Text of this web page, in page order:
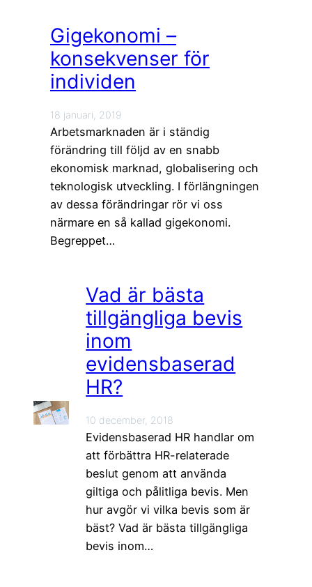
Gigekonomi –
konsekvenser för
individen
18 januari, 2019
Arbetsmarknaden är i ständig
förändring till följd av en snabb
ekonomisk marknad, globalisering och
teknologisk utveckling. I förlängningen
av dessa förändringar rör vi oss
närmare en så kallad gigekonomi.
Begreppet…
Vad är bästa
tillgängliga bevis
inom
evidensbaserad
HR?
10 december, 2018
Evidensbaserad HR handlar om
att förbättra HR-relaterade
beslut genom att använda
giltiga och pålitliga bevis. Men
hur avgör vi vilka bevis som är
bäst? Vad är bästa tillgängliga
bevis inom…